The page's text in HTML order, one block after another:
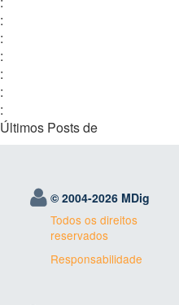
:
:
:
:
:
:
Últimos Posts de
© 2004-2026 MDig
Todos os direitos
reservados
Responsabilidade